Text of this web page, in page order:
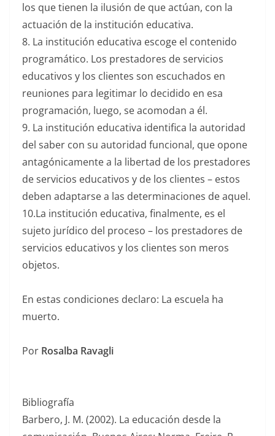
los que tienen la ilusión de que actúan, con la
actuación de la institución educativa.
8. La institución educativa escoge el contenido
programático. Los prestadores de servicios
educativos y los clientes son escuchados en
reuniones para legitimar lo decidido en esa
programación, luego, se acomodan a él.
9. La institución educativa identifica la autoridad
del saber con su autoridad funcional, que opone
antagónicamente a la libertad de los prestadores
de servicios educativos y de los clientes – estos
deben adaptarse a las determinaciones de aquel.
10.La institución educativa, finalmente, es el
sujeto jurídico del proceso – los prestadores de
servicios educativos y los clientes son meros
objetos.
En estas condiciones declaro: La escuela ha
muerto.
Por Rosalba Ravagli
Bibliografía
Barbero, J. M. (2002). La educación desde la